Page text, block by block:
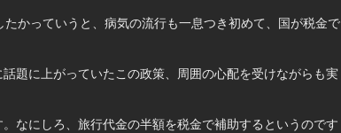
かっていうと、病気の流行も一息つき初めて、国が税金で
題に上がっていたこの政策、周囲の心配を受けながらも実
なにしろ、旅行代金の半額を税金で補助するというのです